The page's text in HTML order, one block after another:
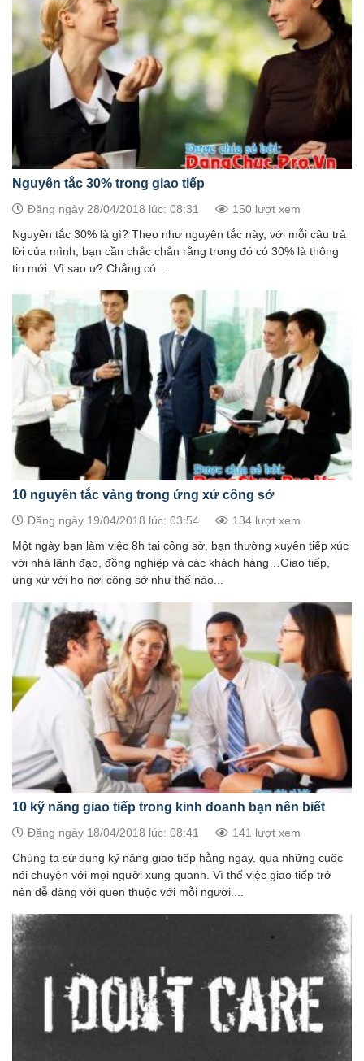
Nguyên tắc 30% trong giao tiếp
Đăng ngày 28/04/2018 lúc: 08:31 150 lượt xem
Nguyên tắc 30% là gì? Theo như nguyên tắc này, với mỗi câu trả
lời của mình, bạn cần chắc chắn rằng trong đó có 30% là thông
tin mới. Vì sao ư? Chẳng có...
10 nguyên tắc vàng trong ứng xử công sở
Đăng ngày 19/04/2018 lúc: 03:54 134 lượt xem
Một ngày bạn làm việc 8h tại công sở, bạn thường xuyên tiếp xúc
với nhà lãnh đạo, đồng nghiệp và các khách hàng…Giao tiếp,
ứng xử với họ nơi công sở như thế nào...
10 kỹ năng giao tiếp trong kinh doanh bạn nên biết
Đăng ngày 18/04/2018 lúc: 08:41 141 lượt xem
Chúng ta sử dụng kỹ năng giao tiếp hằng ngày, qua những cuộc
nói chuyện với mọi người xung quanh. Vì thế việc giao tiếp trở
nên dễ dàng với quen thuộc với mỗi người....